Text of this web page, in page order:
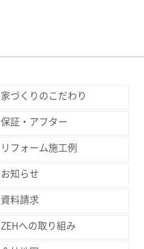
家づくりのこだわり
保証・アフター
リフォーム施工例
お知らせ
資料請求
ZEHへの取り組み